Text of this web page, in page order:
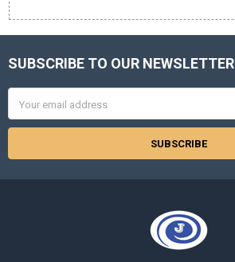
Footer
SUBSCRIBE TO OUR NEWSLETTER
Address